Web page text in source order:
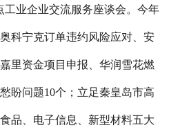
工业企业交流服务座谈会。今年
科宁克订单违约风险应对、安
里资金项目申报、华润雪花燃
盼问题10个；立足秦皇岛市高
品、电子信息、新型材料五大